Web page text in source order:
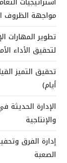
مواجهة الظروف
تطوير المهارات
لتحقيق الأداء
أيام)
الإدارة الحديثة
والإنتاجية
إدارة الفرق
الصعبة